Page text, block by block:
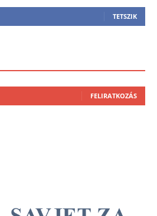
TETSZIK
FELIRATKOZÁS